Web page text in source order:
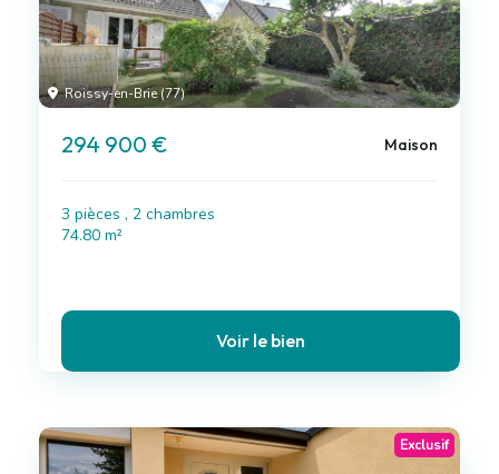
Roissy-en-Brie (77)
294 900 € Maison
3 pièces , 2 chambres
74.80 m²
Voir le bien
Exclusif